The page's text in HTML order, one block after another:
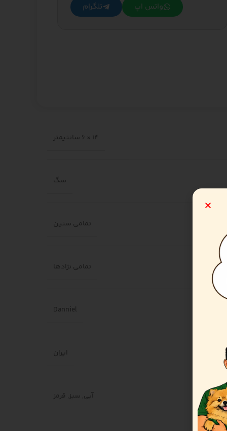
تلگرام واتس اپ
14 × 6 سانتیمتر
سگ
تمامی سنین
تمامی نژادها
Danniel
ایران
آبی, سبز, قرمز